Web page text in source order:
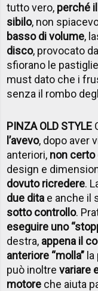
tutto vero, perché
sibilo, non
basso di volume,
disco, provocato
sfiorano le
must dato che i
senza il rombo
PINZA OLD STYLE
l’avevo, dopo aver
anteriori, non certo
design e
dovuto ricredere.
due dita e anche il
sotto controllo.
eseguire uno
destra, appena il
anteriore “molla” la
può inoltrevariare
motore che aiuta